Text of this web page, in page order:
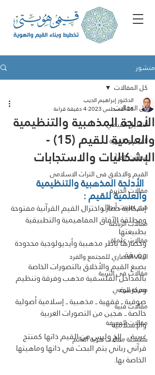
منشور
كل المقالات
التحليل القيمي
القيم و الهوية
مقالات القرآن
القيم والاخلاق فى التراث الاسلامى
مقالات الجزيرة
ﻗﯾم ﺻﻧﻌت أﺑطﺎل
مقالات الرياضة
مقالات علمية
البناء الحضاري للمجتمع والفرد
مقالات فى التربية
معركة الوعي
مقالات فنية
مقالات المعرفة
سلسلة مقالات هوية العالم
كل المقالات
الأدلجة المذهبية والتنظيمية
والعلمية للقيم (15) -
الإشكاليات والاستجابات
الدكتور إبراهيم الديب
28 أغسطس 2023
4 دقيقة قراءة
الأدلجة المذهبية والتنظيمية
والعلمية للقيم :
إشكالية حصار واختزال القيم القرآنية مفتوحة
ومطلقة الآفاق المفاهيمية والتطبيقية
بطبيعتها
وحصارها بأطر مذهبية وأيديولوجية محدودة
وضيقة.
بصبغ القيم والأخلاق بالتصورات الخاصة
بالمداخل الفلسفية مذهب وفرقة وتنظيم
ومدرسة:
صوفية ــ فقهية ــ مذهبية ــ إسلامية أصولية
خالصة ــ هجين من التصورات الغربية
والإسلامية
غربية ... إلخ وليس من القيم ذاتها كمنتج
قرآني رباني يتم البحث في ذاتها وماهيتها
الخاصة بها.